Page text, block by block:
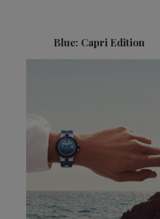
Blue: Capri Edition